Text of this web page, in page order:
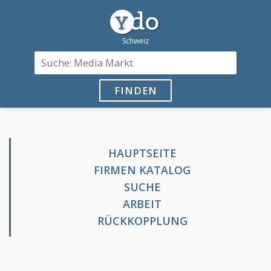
FINDEN
HAUPTSEITE
FIRMEN KATALOG
SUCHE
ARBEIT
RÜCKKOPPLUNG